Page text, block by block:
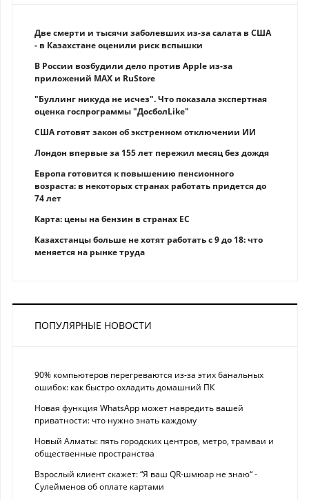
Две смерти и тысячи заболевших из-за салата в США
- в Казахстане оценили риск вспышки
В России возбудили дело против Apple из-за
приложений MAX и RuStore
"Буллинг никуда не исчез". Что показала экспертная
оценка госпрограммы "ДосболLike"
США готовят закон об экстренном отключении ИИ
Лондон впервые за 155 лет пережил месяц без дождя
Европа готовится к повышению пенсионного
возраста: в некоторых странах работать придется до
74 лет
Карта: цены на бензин в странах ЕС
Казахстанцы больше не хотят работать с 9 до 18: что
меняется на рынке труда
ПОПУЛЯРНЫЕ НОВОСТИ
90% компьютеров перегреваются из-за этих банальных
ошибок: как быстро охладить домашний ПК
Новая функция WhatsApp может навредить вашей
приватности: что нужно знать каждому
Новый Алматы: пять городских центров, метро, трамваи и
общественные пространства
Взрослый клиент скажет: “Я ваш QR-шмюар не знаю“ -
Сулейменов об оплате картами